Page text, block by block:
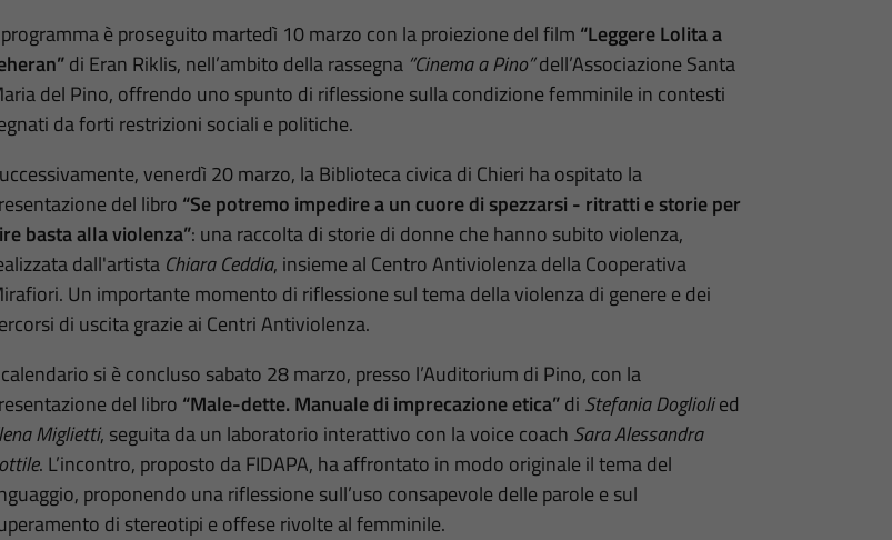
è proseguito martedì 10 marzo con la proiezione del film “Leggere Lolita a
di Eran Riklis, nell’ambito della rassegna “Cinema a Pino”dell’Associazione Santa
del Pino, offrendo uno spunto di riflessione sulla condizione femminile in contesti
da forti restrizioni sociali e politiche.
venerdì 20 marzo, la Biblioteca civica di Chieri ha ospitato la
del libro “Se potremo impedire a un cuore di spezzarsi - ritratti e storie per
basta alla violenza”: una raccolta di storie di donne che hanno subito violenza,
dall'artista Chiara Ceddia, insieme al Centro Antiviolenza della Cooperativa
Un importante momento di riflessione sul tema della violenza di genere e dei
di uscita grazie ai Centri Antiviolenza.
si è concluso sabato 28 marzo, presso l’Auditorium di Pino, con la
del libro “Male-dette. Manuale di imprecazione etica”di Stefania Dogliolied
Miglietti, seguita da un laboratorio interattivo con la voice coach Sara Alessandra
. L’incontro, proposto da FIDAPA, ha affrontato in modo originale il tema del
proponendo una riflessione sull’uso consapevole delle parole e sul
di stereotipi e offese rivolte al femminile.